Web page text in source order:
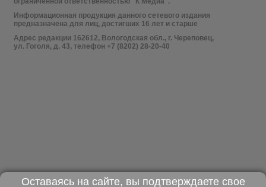
Информационная продукция данного сетевого издания
предназначена для лиц, достигших 16 лет и старше
Адрес редакции 162612, Вологодская обл., г. Череповец,
ул. Гоголя, д. 43, телефон +7 (8202) 28-20-40
Оставаясь на сайте, вы подтверждаете свое